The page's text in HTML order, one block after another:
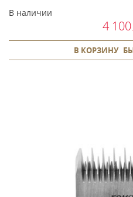
В наличии
4
В КОРЗИНУ